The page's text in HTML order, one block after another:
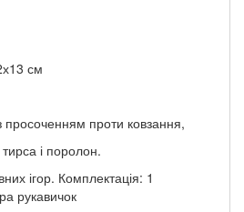
см
просоченням проти ковзання,
і поролон.
ігор. Комплектація: 1
рукавичок